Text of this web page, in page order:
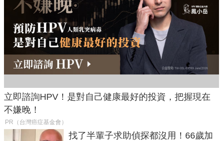
立即諮詢HPV！是對自己健康最好的投資，把握現在
不嫌晚！
PR（台灣癌症基金會）
找了半輩子求助偵探都沒用！66歲加